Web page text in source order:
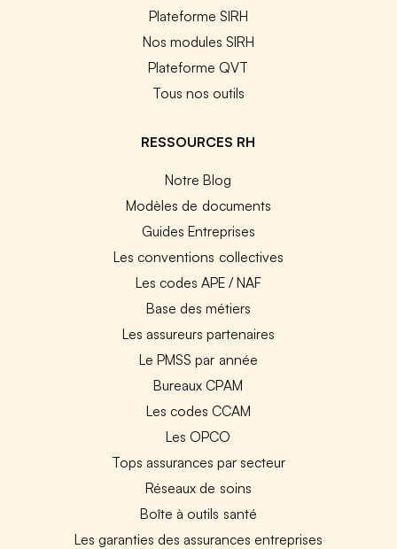
Plateforme SIRH
Nos modules SIRH
Plateforme QVT
Tous nos outils
RESSOURCES RH
Notre Blog
Modèles de documents
Guides Entreprises
Les conventions collectives
Les codes APE / NAF
Base des métiers
Les assureurs partenaires
Le PMSS par année
Bureaux CPAM
Les codes CCAM
Les OPCO
Tops assurances par secteur
Réseaux de soins
Boîte à outils santé
Les garanties des assurances entreprises